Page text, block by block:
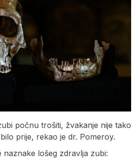
počnu trošiti, žvakanje nije tako
prije, rekao je dr. Pomeroy.
naznake lošeg zdravlja zubi: